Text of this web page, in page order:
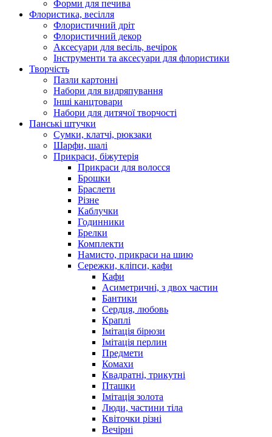
Форми для печива
Флористика, весілля
Флористичний дріт
Флористичний декор
Аксесуари для весіль, вечірок
Інструменти та аксесуари для флористики
Творчість
Пазли картонні
Набори для видряпування
Інші канцтовари
Набори для дитячої творчості
Панські штучки
Сумки, клатчі, рюкзаки
Шарфи, шалі
Прикраси, біжутерія
Прикраси для волосся
Брошки
Браслети
Різне
Каблучки
Годинники
Брелки
Комплекти
Намисто, прикраси на шию
Сережки, кліпси, кафи
Кафи
Асиметричні, з двох частин
Бантики
Сердця, любовь
Краплі
Імітація бірюзи
Імітація перлин
Предмети
Комахи
Квадратні, трикутні
Пташки
Імітація золота
Люди, частини тіла
Квіточки різні
Вечірні